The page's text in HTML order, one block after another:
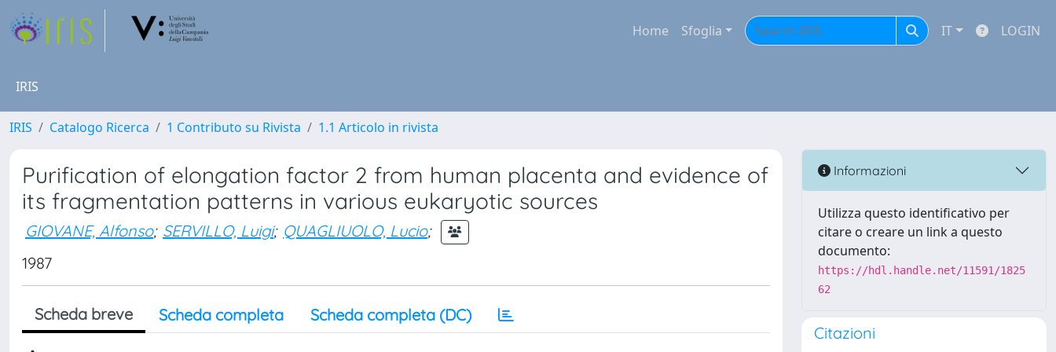
Home Sfoglia IT LOGIN
IRIS
IRIS Catalogo Ricerca 1 Contributo su Rivista 1.1 Articolo in rivista
Purification of elongation factor 2 from human placenta and evidence of
its fragmentation patterns in various eukaryotic sources
GIOVANE, Alfonso; SERVILLO, Luigi; QUAGLIUOLO, Lucio;
1987
Scheda breve Scheda completa Scheda completa (DC)
Informazioni
Utilizza questo identificativo per
citare o creare un link a questo
documento:
https://hdl.handle.net/11591/1825
62
Citazioni